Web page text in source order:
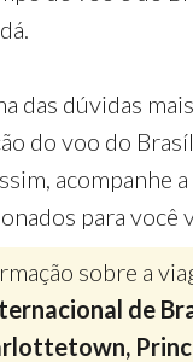
das dúvidas
do voo do
acompanhe
para você
sobre a
de